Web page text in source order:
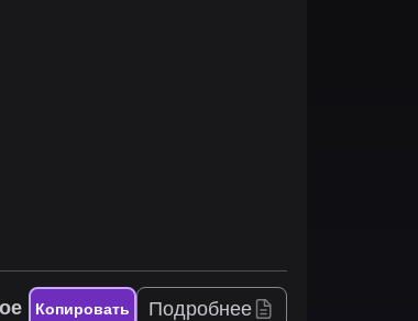
Копировать Подробнее